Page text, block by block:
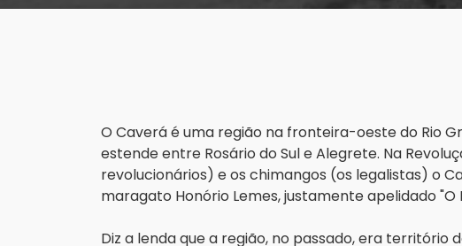
O Caverá é uma região na fronteira-oeste do Rio
estende entre Rosário do Sul e Alegrete. Na
revolucionários) e os chimangos (os legalistas) o
maragato Honório Lemes, justamente apelidado "O
Diz a lenda que a região, no passado, era território